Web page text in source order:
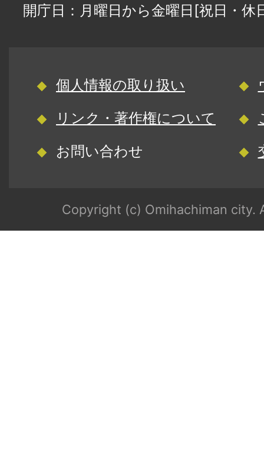
開庁日：月曜日から金曜日[祝日・
個人情報の取り扱い
リンク・著作権について
お問い合わせ
Copyright (c) Omihachiman city.